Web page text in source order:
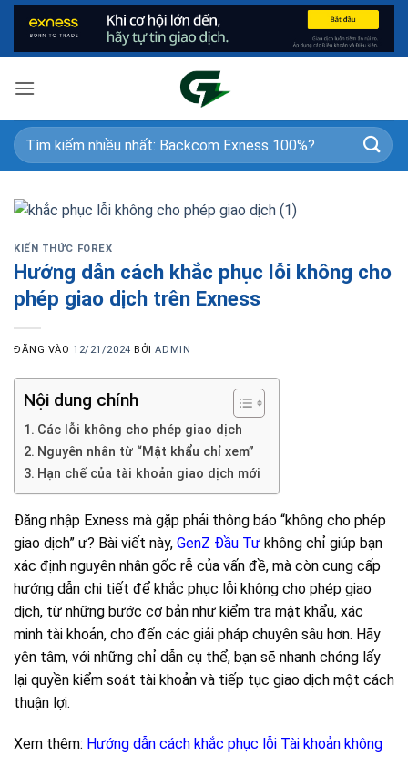
Bỏ
nội
dung
KIẾN THỨC FOREX
Hướng dẫn cách khắc phục lỗi không cho
phép giao dịch trên Exness
ĐĂNG VÀO12/21/2024 BỞIADMIN
Nội dung chính
Các lỗi không cho phép giao dịch
Nguyên nhân từ “Mật khẩu chỉ xem”
Hạn chế của tài khoản giao dịch mới
Đăng nhập Exness mà gặp phải thông báo “không cho phép
giao dịch” ư? Bài viết này, GenZ Đầu Tư không chỉ giúp bạn
xác định nguyên nhân gốc rễ của vấn đề, mà còn cung cấp
hướng dẫn chi tiết để khắc phục lỗi không cho phép giao
dịch, từ những bước cơ bản như kiểm tra mật khẩu, xác
minh tài khoản, cho đến các giải pháp chuyên sâu hơn. Hãy
yên tâm, với những chỉ dẫn cụ thể, bạn sẽ nhanh chóng lấy
lại quyền kiểm soát tài khoản và tiếp tục giao dịch một cách
thuận lợi.
Xem thêm: Hướng dẫn cách khắc phục lỗi Tài khoản không